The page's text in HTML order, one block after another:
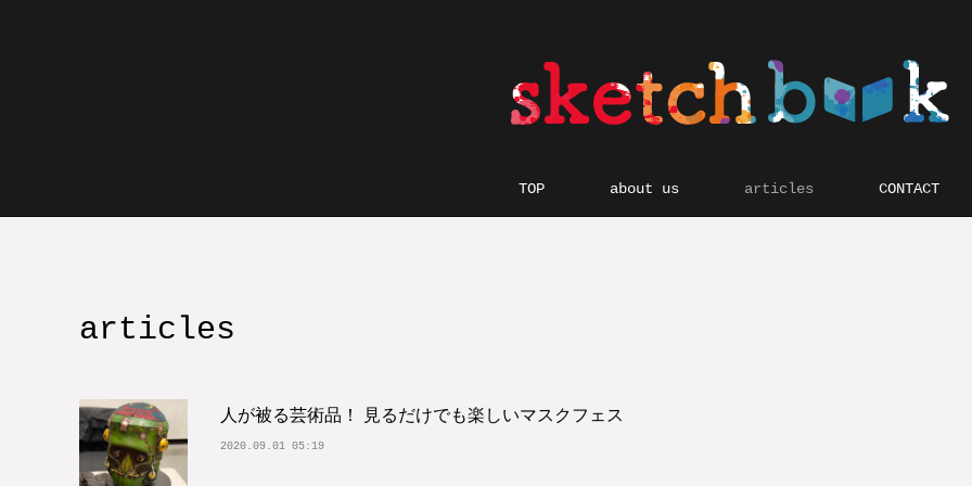
TOP about us articles CONTACT
articles
人が被る芸術品！ 見るだけでも楽しいマスクフェス
2020.09.01 05:19